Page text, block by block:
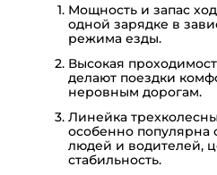
Мощность и запас
одной зарядке в
режима езды.
Высокая
делают поездки
неровным дорогам.
Линейка
особенно
людей и водителей,
стабильность.